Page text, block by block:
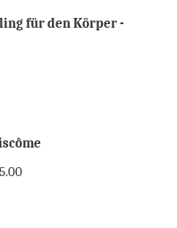
für den Körper -